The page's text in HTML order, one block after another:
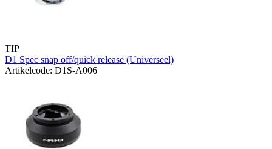
TIP
D1 Spec snap off/quick release (Universeel)
Artikelcode: D1S-A006